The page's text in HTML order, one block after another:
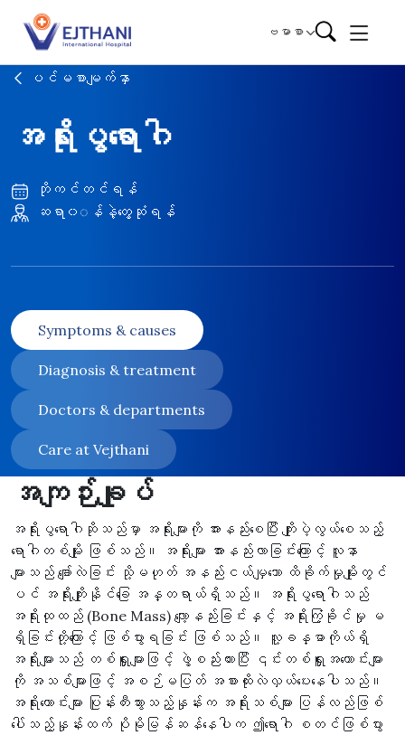
Skip to content
ဗမာစာ
ပင်မစာမျက်နှာ
အရိုးပွရောဂါ
ဘိုကင်တင်ရန်
ဆရာ၀◌န်နဲ့တွေ့ဆုံရန်
Symptoms & causes
Diagnosis & treatment
Doctors & departments
Care at Vejthani
အကျဉ်းချုပ်
အရိုးပွရောဂါဆိုသည်မှာ အရိုးများကို အားနည်းစေပြီး ကျိုးပဲ့လွယ်စေသည့်
ရောဂါတစ်မျိုး ဖြစ်သည်။ အရိုးများ အားနည်းလာခြင်းကြောင့် လူနာ
များသည် ချော်လဲခြင်း သို့မဟုတ် အနည်းငယ်မျှသော ထိခိုက်မှုမျိုးတွင်
ပင် အရိုးကျိုးနိုင်ခြေ အန္တရာယ်ရှိသည်။ အရိုးပွရောဂါသည်
အရိုးထုထည် (Bone Mass) လျော့နည်းခြင်းနှင့် အရိုးကြံ့ခိုင်မှု မ
ရှိခြင်းတို့ကြောင့် ဖြစ်ပွားရခြင်း ဖြစ်သည်။ လူ့ခန္ဓာကိုယ်ရှိ
အရိုးများသည် တစ်ရှူးများဖြင့် ဖွဲ့စည်းထားပြီး ၎င်းတစ်ရှူးအဟောင်းများ
ကို အသစ်များဖြင့် အစဉ်မပြတ် အစားထိုးလဲလှယ်ပေးနေပါသည်။
အရိုးဟောင်းများ ပြုန်းတီးသွားသည့်နှုန်းက အရိုးသစ်များ ပြန်လည်ဖြစ်
ပေါ်သည့်နှုန်းထက် ပိုမိုမြန်ဆန်နေပါက ဤရောဂါ စတင်ဖြစ်ပွား